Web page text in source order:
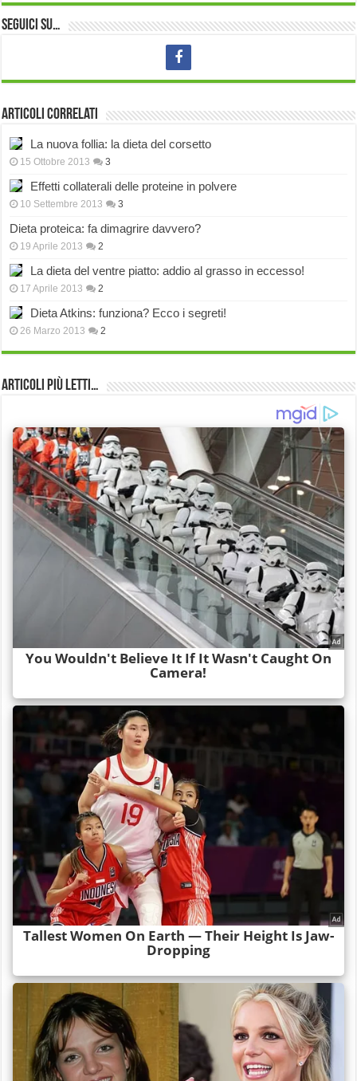
Seguici su…
Articoli correlati
La nuova follia: la dieta del corsetto
15 Ottobre 2013 3
Effetti collaterali delle proteine in polvere
10 Settembre 2013 3
Dieta proteica: fa dimagrire davvero?
19 Aprile 2013 2
La dieta del ventre piatto: addio al grasso in eccesso!
17 Aprile 2013 2
Dieta Atkins: funziona? Ecco i segreti!
26 Marzo 2013 2
Articoli più Letti…